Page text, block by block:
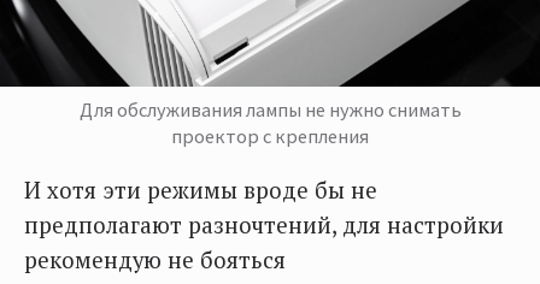
Для обслуживания лампы не нужно снимать
проектор с крепления
И хотя эти режимы вроде бы не
предполагают разночтений, для настройки
рекомендую не бояться